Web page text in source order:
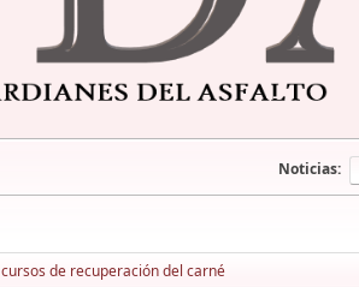
Noticias:
cursos de recuperación del carné